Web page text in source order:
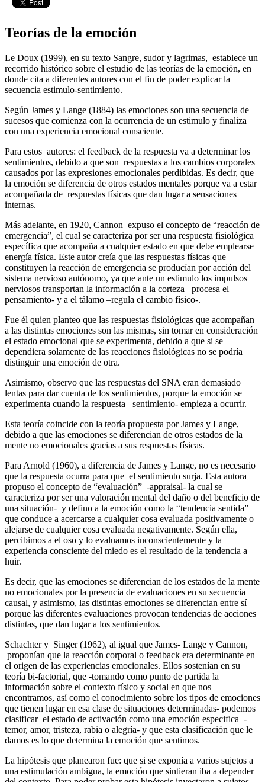
Teorías de la emoción
Le Doux (1999), en su texto Sangre, sudor y lagrimas, establece un
recorrido histórico sobre el estudio de las teorías de la emoción, en
donde cita a diferentes autores con el fin de poder explicar la
secuencia estimulo-sentimiento.
Según James y Lange (1884) las emociones son una secuencia de
sucesos que comienza con la ocurrencia de un estimulo y finaliza
con una experiencia emocional consciente.
Para estos autores: el feedback de la respuesta va a determinar los
sentimientos, debido a que son respuestas a los cambios corporales
causados por las expresiones emocionales perdibidas. Es decir, que
la emoción se diferencia de otros estados mentales porque va a estar
acompañada de respuestas físicas que dan lugar a sensaciones
internas.
Más adelante, en 1920, Cannon expuso el concepto de “reacción de
emergencia”, el cual se caracteriza por ser una respuesta fisiológica
específica que acompaña a cualquier estado en que debe emplearse
energía física. Este autor creía que las respuestas físicas que
constituyen la reacción de emergencia se producían por acción del
sistema nervioso autónomo, ya que ante un estimulo los impulsos
nerviosos transportan la información a la corteza –procesa el
pensamiento- y a el tálamo –regula el cambio físico-.
Fue él quien planteo que las respuestas fisiológicas que acompañan
a las distintas emociones son las mismas, sin tomar en consideración
el estado emocional que se experimenta, debido a que si se
dependiera solamente de las reacciones fisiológicas no se podría
distinguir una emoción de otra.
Asimismo, observo que las respuestas del SNA eran demasiado
lentas para dar cuenta de los sentimientos, porque la emoción se
experimenta cuando la respuesta –sentimiento- empieza a ocurrir.
Esta teoría coincide con la teoría propuesta por James y Lange,
debido a que las emociones se diferencian de otros estados de la
mente no emocionales gracias a sus respuestas físicas.
Para Arnold (1960), a diferencia de James y Lange, no es necesario
que la respuesta ocurra para que el sentimiento surja. Esta autora
propuso el concepto de “evaluación” -appraisal- la cual se
caracteriza por ser una valoración mental del daño o del beneficio de
una situación- y defino a la emoción como la “tendencia sentida”
que conduce a acercarse a cualquier cosa evaluada positivamente o
alejarse de cualquier cosa evaluada negativamente. Según ella,
percibimos a el oso y lo evaluamos inconscientemente y la
experiencia consciente del miedo es el resultado de la tendencia a
huir.
Es decir, que las emociones se diferencian de los estados de la mente
no emocionales por la presencia de evaluaciones en su secuencia
causal, y asimismo, las distintas emociones se diferencian entre sí
porque las diferentes evaluaciones provocan tendencias de acciones
distintas, que dan lugar a los sentimientos.
Schachter y Singer (1962), al igual que James- Lange y Cannon,
proponían que la reacción corporal o feedback era determinante en
el origen de las experiencias emocionales. Ellos sostenían en su
teoría bi-factorial, que -tomando como punto de partida la
información sobre el contexto físico y social en que nos
encontramos, así como el conocimiento sobre los tipos de emociones
que tienen lugar en esa clase de situaciones determinadas- podemos
clasificar el estado de activación como una emoción especifica -
temor, amor, tristeza, rabia o alegría- y que esta clasificación que le
damos es lo que determina la emoción que sentimos.
La hipótesis que planearon fue: que si se exponía a varios sujetos a
una estimulación ambigua, la emoción que sintieran iba a depender